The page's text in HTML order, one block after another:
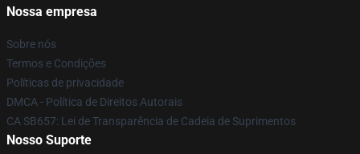
Nossa empresa
Sobre nós
Termos e Condições
Políticas de privacidade
DMCA - Política de Direitos Autorais
CA SB657: Lei de Transparência de Cadeia de Suprimentos
Nosso Suporte